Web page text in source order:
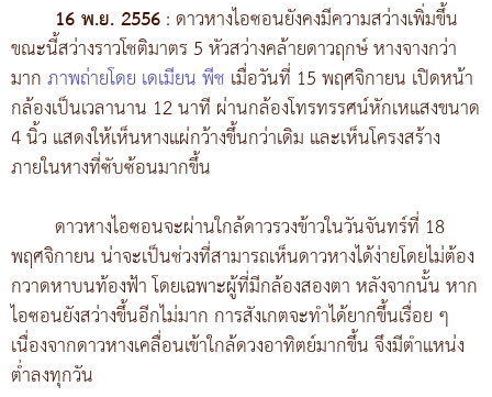
16 พ.ย. 2556: ดาวหางไอซอนยังคงมีความสว่างเพิ่มขึ้น
ขณะนี้สว่างราวโชติมาตร 5 หัวสว่างคล้ายดาวฤกษ์ หางจางกว่า
มากภาพถ่ายโดย เดเมียน พีช เมื่อวันที่ 15 พฤศจิกายน เปิดหน้า
กล้องเป็นเวลานาน 12 นาที ผ่านกล้องโทรทรรศน์หักเหแสงขนาด
4 นิ้ว แสดงให้เห็นหางแผ่กว้างขึ้นกว่าเดิม และเห็นโครงสร้าง
ภายในหางที่ซับซ้อนมากขึ้น
ดาวหางไอซอนจะผ่านใกล้ดาวรวงข้าวในวันจันทร์ที่ 18
พฤศจิกายน น่าจะเป็นช่วงที่สามารถเห็นดาวหางได้ง่ายโดยไม่ต้อง
กวาดหาบนท้องฟ้า โดยเฉพาะผู้ที่มีกล้องสองตา หลังจากนั้น หาก
ไอซอนยังสว่างขึ้นอีกไม่มาก การสังเกตจะทำได้ยากขึ้นเรื่อย ๆ
เนื่องจากดาวหางเคลื่อนเข้าใกล้ดวงอาทิตย์มากขึ้น จึงมีตำแหน่ง
ต่ำลงทุกวัน